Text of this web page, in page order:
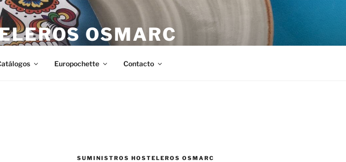
OSMARC
Europochette Contacto
SUMINISTROS HOSTELEROS OSMARC